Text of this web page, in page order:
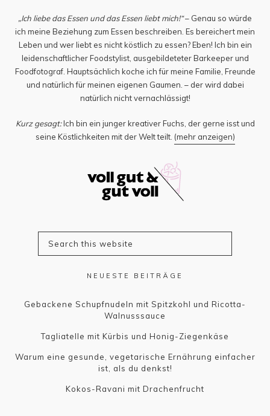
„Ich liebe das Essen und das Essen liebt mich!“– Genau so würde
ich meine Beziehung zum Essen beschreiben. Es bereichert mein
Leben und wer liebt es nicht köstlich zu essen? Eben! Ich bin ein
leidenschaftlicher Foodstylist, ausgebildeteter Barkeeper und
Foodfotograf. Hauptsächlich koche ich für meine Familie, Freunde
und natürlich für meinen eigenen Gaumen. – der wird dabei
natürlich nicht vernachlässigt!
Kurz gesagt:Ich bin ein junger kreativer Fuchs, der gerne isst und
seine Köstlichkeiten mit der Welt teilt. (mehr anzeigen)
NEUESTE BEITRÄGE
Gebackene Schupfnudeln mit Spitzkohl und Ricotta-
Walnusssauce
Tagliatelle mit Kürbis und Honig-Ziegenkäse
Warum eine gesunde, vegetarische Ernährung einfacher
ist, als du denkst!
Kokos-Ravani mit Drachenfrucht